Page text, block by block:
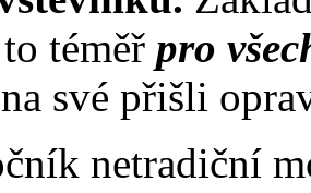
téměř pro
své přišli